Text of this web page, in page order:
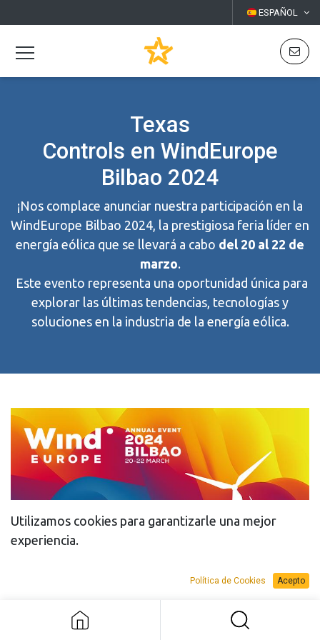
ESPAÑOL
Texas
Controls en WindEurope
Bilbao 2024
¡Nos complace anunciar nuestra participación en la
WindEurope Bilbao 2024, la prestigiosa feria líder en
energía eólica que se llevará a cabo del 20 al 22 de
marzo.
Este evento representa una oportunidad única para
explorar las últimas tendencias, tecnologías y
soluciones en la industria de la energía eólica.
Visítanos en nuestro stand 3B-
Utilizamos cookies para garantizarle una mejor
experiencia.
Política de Cookies Acepto